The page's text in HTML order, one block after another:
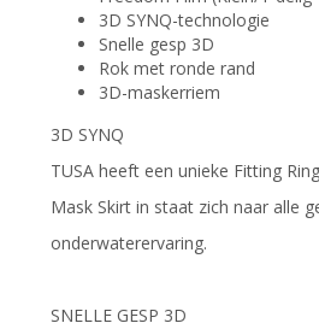
3D SYNQ-technologie
Snelle gesp 3D
Rok met ronde rand
3D-maskerriem
3D SYNQ
TUSA heeft een unieke Fitting
Mask Skirt in staat zich naar alle
onderwaterervaring.
SNELLE GESP 3D